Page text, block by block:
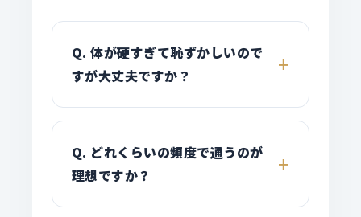
Q. 体が硬すぎて恥ずかしいので
すが大丈夫ですか？
Q. どれくらいの頻度で通うのが
理想ですか？